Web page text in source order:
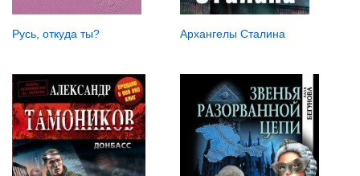
Русь, откуда ты? Архангелы Сталина